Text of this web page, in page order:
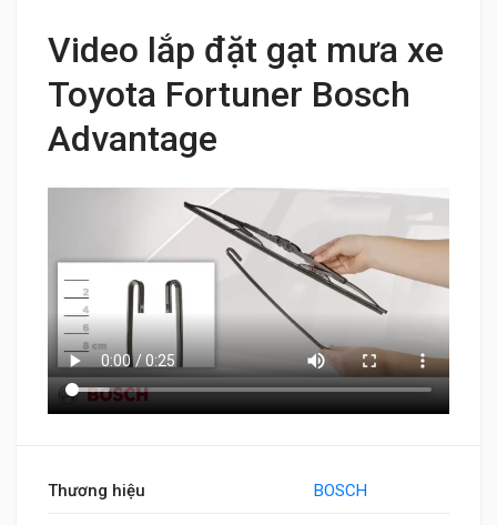
Video lắp đặt gạt mưa xe
Toyota Fortuner Bosch
Advantage
Thương hiệu BOSCH